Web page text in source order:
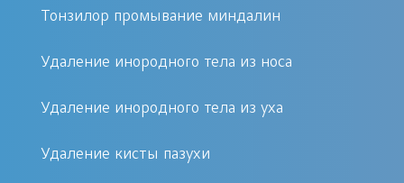
нашем медцентре?
Мы предлагаем комплексный подход
первичной консультации врач
помощью современного
Тонзилор промывание миндалин
Удаление инородного тела из носа
Удаление инородного тела из уха
Удаление кисты пазухи